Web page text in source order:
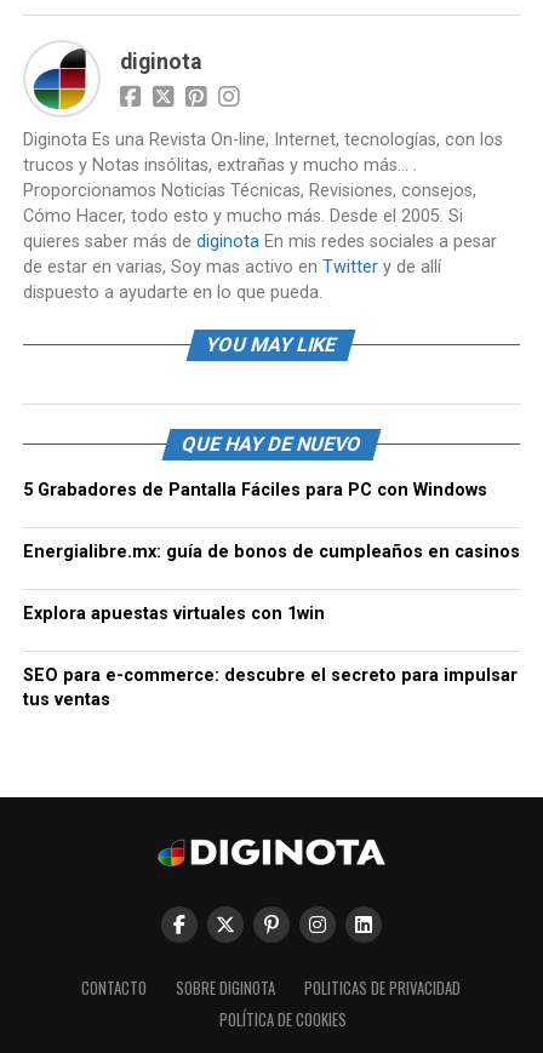
diginota
Diginota Es una Revista On-line, Internet, tecnologías, con los
trucos y Notas insólitas, extrañas y mucho más... .
Proporcionamos Noticias Técnicas, Revisiones, consejos,
Cómo Hacer, todo esto y mucho más. Desde el 2005. Si
quieres saber más de diginotaEn mis redes sociales a pesar
de estar en varias, Soy mas activo en Twittery de allí
dispuesto a ayudarte en lo que pueda.
YOU MAY LIKE
QUE HAY DE NUEVO
5 Grabadores de Pantalla Fáciles para PC con Windows
Energialibre.mx: guía de bonos de cumpleaños en casinos
Explora apuestas virtuales con 1win
SEO para e-commerce: descubre el secreto para impulsar
tus ventas
CONTACTO SOBRE DIGINOTA
POLITICAS DE PRIVACIDAD
POLÍTICA DE COOKIES